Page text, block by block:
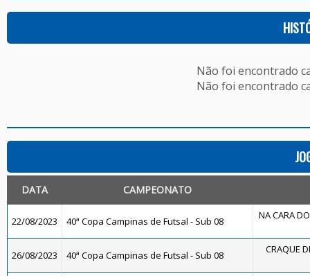
Não foi encontrado
Não foi encontrado
DATA CAMPEONATO
22/08/2023 40ª Copa Campinas de Futsal - Sub 08 NA CARA
26/08/2023 40ª Copa Campinas de Futsal - Sub 08 CRAQUE